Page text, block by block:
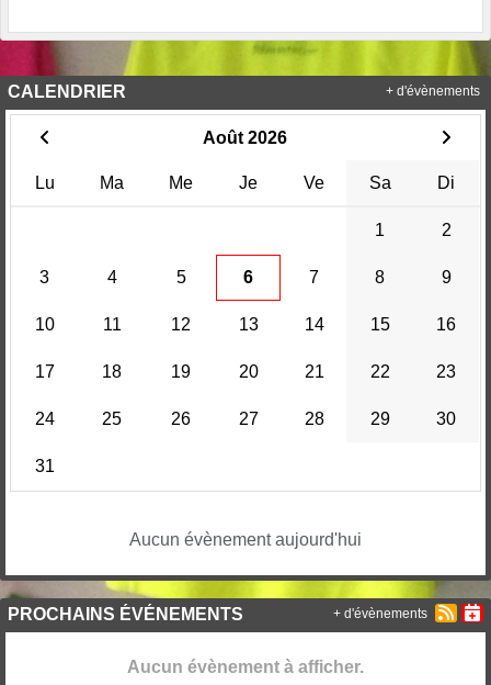
CALENDRIER
Août 2026
Lu Ma Me Je Ve Sa Di
1 2
3 4 5 6 7 8 9
10 11 12 13 14 15 16
17 18 19 20 21 22 23
24 25 26 27 28 29 30
31
Aucun évènement aujourd'hui
+ d'évènements
PROCHAINS ÉVÉNEMENTS
Aucun évènement à afficher.
+ d'évènements